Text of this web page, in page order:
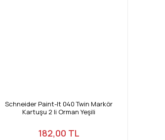
Schneider Paint-It 040 Twin Markör
Kartuşu 2 li Orman Yeşili
182,00 TL